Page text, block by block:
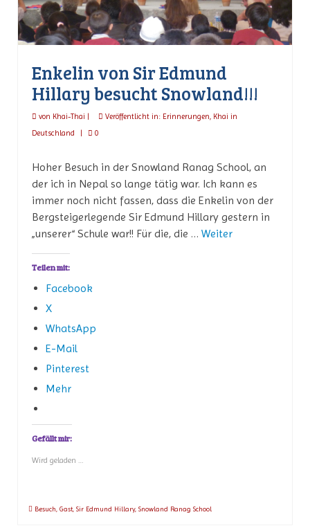
Enkelin von Sir Edmund
Hillary besucht Snowland!!!
von Khai-Thai | Veröffentlicht in: Erinnerungen, Khai in
Deutschland
| 0
Hoher Besuch in der Snowland Ranag School, an
der ich in Nepal so lange tätig war. Ich kann es
immer noch nicht fassen, dass die Enkelin von der
Bergsteigerlegende Sir Edmund Hillary gestern in
„unserer“ Schule war!! Für die, die … Weiter
Teilen mit:
Facebook
X
WhatsApp
E-Mail
Pinterest
Mehr
Gefällt mir:
Wird geladen …
Besuch Gast Sir Edmund Hillary, Snowland Ranag School